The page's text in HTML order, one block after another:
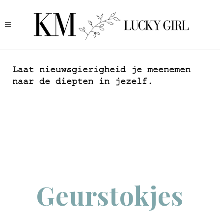
Laat nieuwsgierigheid je meenemen
naar de diepten in jezelf.
Geurstokjes